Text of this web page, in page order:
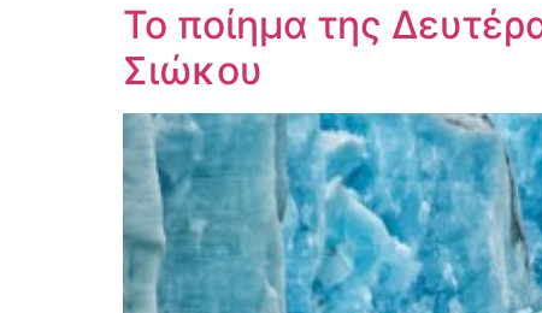
Το ποίημα της
Σιώκου